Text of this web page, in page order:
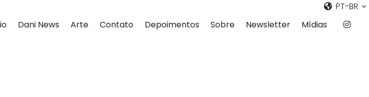
Dani News Arte Contato Depoimentos Sobre Newsletter Mídias
PT-BR